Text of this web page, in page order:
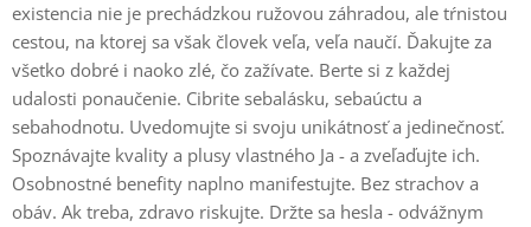
existencia nie je prechádzkou ružovou záhradou, ale tŕnistou
cestou, na ktorej sa však človek veľa, veľa naučí. Ďakujte za
všetko dobré i naoko zlé, čo zažívate. Berte si z každej
udalosti ponaučenie. Cibrite sebalásku, sebaúctu a
sebahodnotu. Uvedomujte si svoju unikátnosť a jedinečnosť.
Spoznávajte kvality a plusy vlastného Ja - a zveľaďujte ich.
Osobnostné benefity naplno manifestujte. Bez strachov a
obáv. Ak treba, zdravo riskujte. Držte sa hesla - odvážnym